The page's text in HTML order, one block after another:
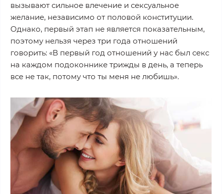
вызывают сильное влечение и сексуальное
желание, независимо от половой конституции.
Однако, первый этап не является показательным,
поэтому нельзя через три года отношений
говорить: «В первый год отношений у нас был секс
на каждом подоконнике трижды в день, а теперь
все не так, потому что ты меня не любишь».